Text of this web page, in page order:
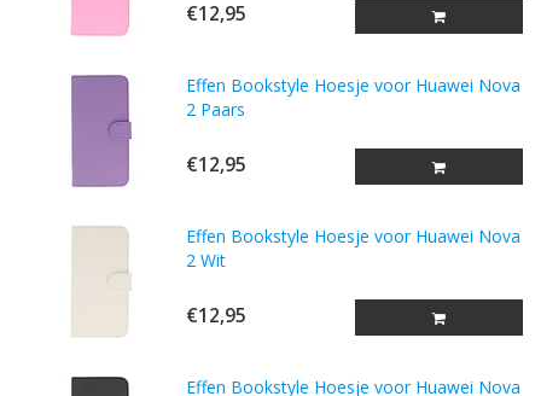
€12,95
Effen Bookstyle Hoesje voor Huawei Nova
2 Paars
€12,95
Effen Bookstyle Hoesje voor Huawei Nova
2 Wit
€12,95
Effen Bookstyle Hoesje voor Huawei Nova